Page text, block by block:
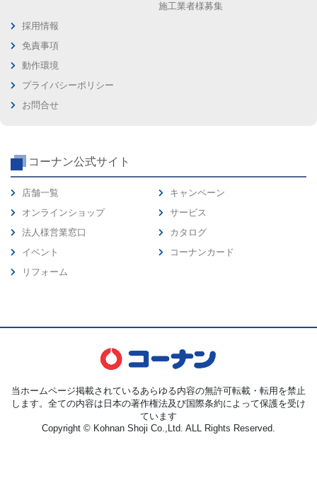
施工業者様募集
採用情報
免責事項
動作環境
プライバシーポリシー
お問合せ
コーナン公式サイト
店舗一覧
オンラインショップ
法人様営業窓口
イベント
リフォーム
キャンペーン
サービス
カタログ
コーナンカード
当ホームページ掲載されているあらゆる内容の無許可転載・転用を禁止
します。全ての内容は日本の著作権法及び国際条約によって保護を受け
ています
Copyright © Kohnan Shoji Co.,Ltd. ALL Rights Reserved.